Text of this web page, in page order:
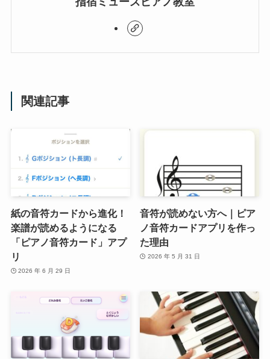
関連記事
紙の音符カードから進化！
楽譜が読めるようになる
「ピアノ音符カード」アプ
リ
2026 年 6 月 29 日
音符が読めない方へ｜ピア
ノ音符カードアプリを作っ
た理由
2026 年 5 月 31 日